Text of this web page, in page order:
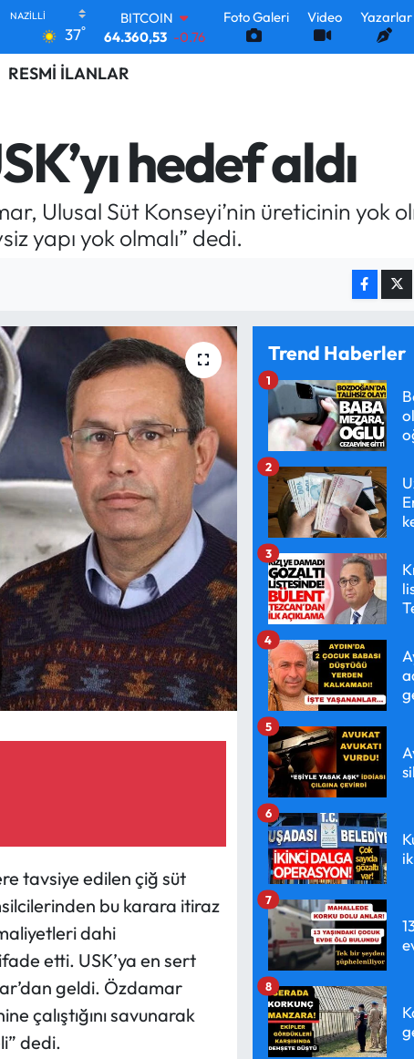
37°
64.360,53
-0.76
DOLAR
GRAM ALTIN
6574.81 1.44
13.887 64
Foto Galeri Video Yazarlar
RESMİ İLANLAR
hedef aldı
Ulusal Süt Konseyi’nin üreticinin yok
yapı yok olmalı” dedi.
tavsiye edilen çiğ süt
bu karara itiraz
dahi
etti. USK’ya en sert
geldi. Özdamar
çalıştığını savunarak
dedi.
Trend Haberler
1
2
3
4
5
6
7
8